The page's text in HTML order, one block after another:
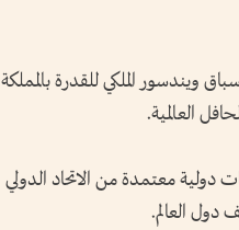
سباق ويندسور الملكي للقدرة بالمملكة
العالمية.
منافسات 4 سباقات من أصل 7 سباقات دولية معتمدة من الاتحاد الدولي
العالم.